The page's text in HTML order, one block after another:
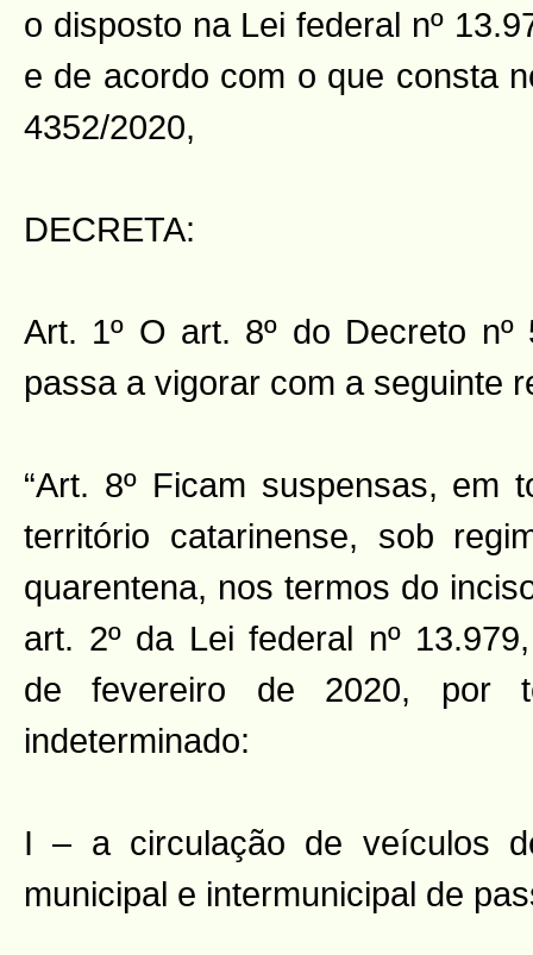
o disposto na Lei federal nº
e de acordo com o que consta
4352/2020,
DECRETA:
Art. 1º O art. 8º do Decreto
passa a vigorar com a seguinte
“Art. 8º Ficam suspensas, em
território catarinense, sob
quarentena, nos termos do
art. 2º da Lei federal nº
de fevereiro de 2020, por
indeterminado:
I – a circulação de veículos
municipal e intermunicipal de